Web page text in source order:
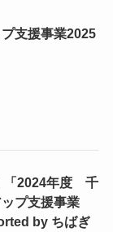
支援事業2025
「2024年度 千
プ支援事業
by ちばぎ